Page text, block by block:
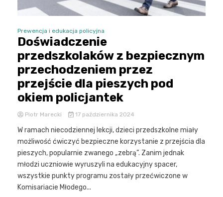
Prewencja i edukacja policyjna
Doświadczenie
przedszkolaków z bezpiecznym
przechodzeniem przez
przejście dla pieszych pod
okiem policjantek
Piotr Marecki 17 października 2024
W ramach niecodziennej lekcji, dzieci przedszkolne miały
możliwość ćwiczyć bezpieczne korzystanie z przejścia dla
pieszych, popularnie zwanego „zebrą”. Zanim jednak
młodzi uczniowie wyruszyli na edukacyjny spacer,
wszystkie punkty programu zostały przećwiczone w
Komisariacie Młodego...